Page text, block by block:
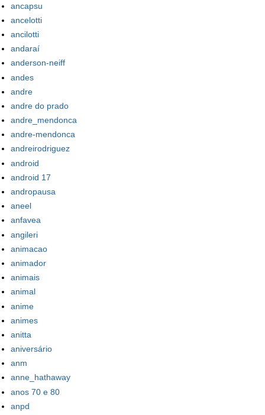
ancapsu
ancelotti
ancilotti
andaraí
anderson-neiff
andes
andre
andre do prado
andre_mendonca
andre-mendonca
andreirodriguez
android
android 17
andropausa
aneel
anfavea
angileri
animacao
animador
animais
animal
anime
animes
anitta
aniversário
anm
anne_hathaway
anos 70 e 80
anpd